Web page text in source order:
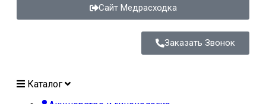
Сайт Медрасходка
Заказать Звонок
Каталог